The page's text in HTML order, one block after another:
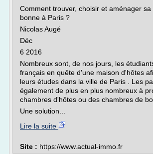
Comment trouver, choisir et aménager
bonne à Paris ?
Nicolas Augé
Déc
6 2016
Nombreux sont, de nos jours, les
français en quête d'une maison d'hôtes
leurs études dans la ville de Paris . Les
également de plus en plus nombreux à
chambres d'hôtes ou des chambres de
Une solution...
Lire la suite
Site : https://www.actual-immo.fr